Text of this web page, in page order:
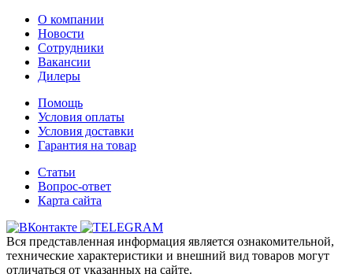
О компании
Новости
Сотрудники
Вакансии
Дилеры
Помощь
Условия оплаты
Условия доставки
Гарантия на товар
Статьи
Вопрос-ответ
Карта сайта
Вся представленная информация является ознакомительной,
технические характеристики и внешний вид товаров могут
отличаться от указанных на сайте.